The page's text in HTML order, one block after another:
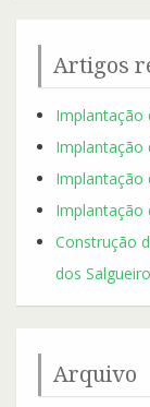
Artigos
Implantação
Implantação
Implantação
Implantação
Construção
dos
Arquivo